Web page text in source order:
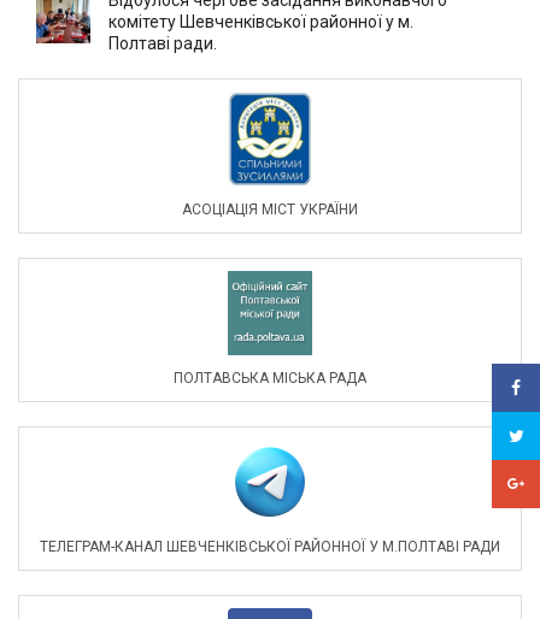
комітету Шевченківської районної у м.
Полтаві ради.
АСОЦIАЦIЯ МIСТ УКРАЇНИ
ПОЛТАВСЬКА МІСЬКА РАДА
ТЕЛЕГРАМ-КАНАЛ ШЕВЧЕНКІВСЬКОЇ РАЙОННОЇ У М.ПОЛТАВІ РАДИ